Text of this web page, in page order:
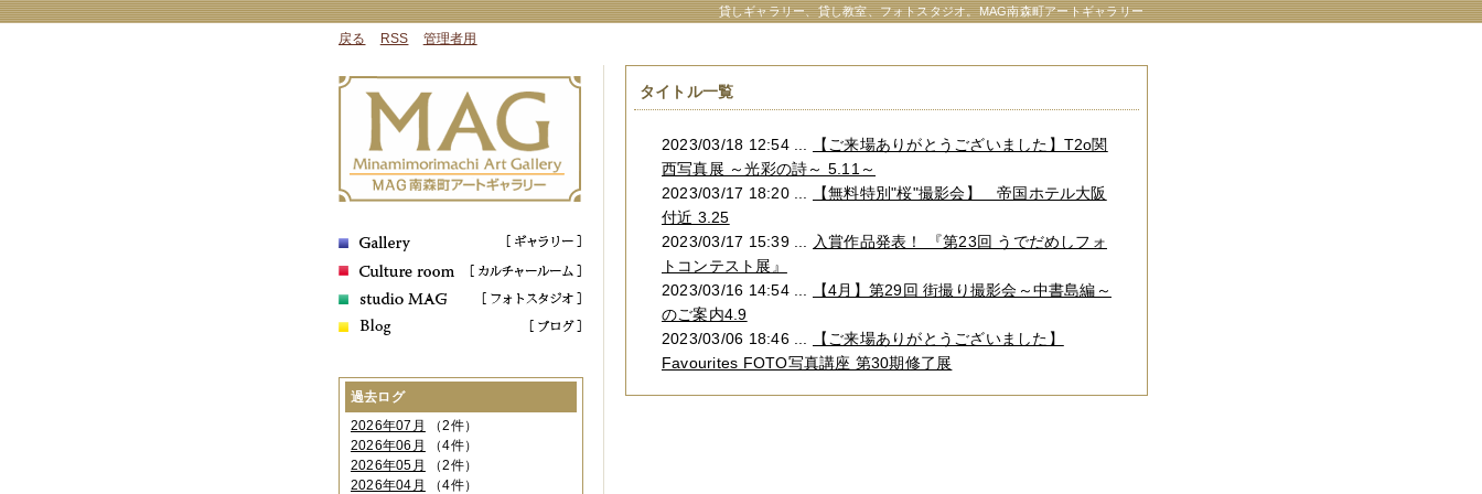
貸しギャラリー、貸し教室、フォトスタジオ。MAG南森町アートギャラリー
戻る RSS 管理者用
タイトル一覧
2023/03/18 12:54 ...
【ご来場ありがとうございました】T2o関
西写真展 ～光彩の詩～ 5.11～
2023/03/17 18:20 ...
【無料特別"桜"撮影会】 帝国ホテル大阪
付近 3.25
2023/03/17 15:39 ... 入賞作品発表！ 『第23回 うでだめしフォ
トコンテスト展』
2023/03/16 14:54 ...
【4月】第29回 街撮り撮影会～中書島編～
のご案内4.9
2023/03/06 18:46 ...
【ご来場ありがとうございました】
Favourites FOTO写真講座 第30期修了展
過去ログ
2026年07月
（2件）
2026年06月
（4件）
2026年05月
（2件）
2026年04月
（4件）